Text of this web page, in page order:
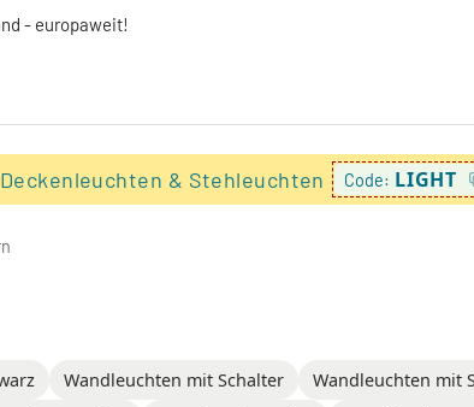
- europaweit!
& Stehleuchten Code: LIGHT
Wandleuchten mit Schalter Wandleuchten mit